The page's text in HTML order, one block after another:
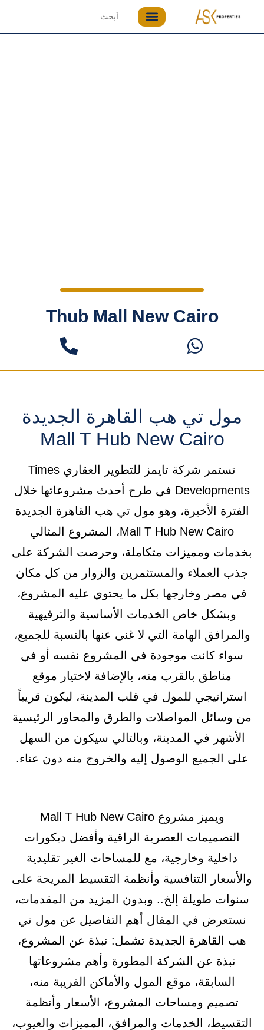
Search
for:
Thub Mall New Cairo
مول تي هب القاهرة الجديدة
Mall T Hub New Cairo
تستمر شركة تايمز للتطوير العقاري Times
Developments في طرح أحدث مشروعاتها خلال
الفترة الأخيرة، وهو مول تي هب القاهرة الجديدة
Mall T Hub New Cairo، المشروع المثالي
بخدمات ومميزات متكاملة، وحرصت الشركة على
جذب العملاء والمستثمرين والزوار من كل مكان
في مصر وخارجها بكل ما يحتوي عليه المشروع،
وبشكل خاص الخدمات الأساسية والترفيهية
والمرافق الهامة التي لا غنى عنها بالنسبة للجميع،
سواء كانت موجودة في المشروع نفسه أو في
مناطق بالقرب منه، بالإضافة لاختيار موقع
استراتيجي للمول في قلب المدينة، ليكون قريباً
من وسائل المواصلات والطرق والمحاور الرئيسية
الأشهر في المدينة، وبالتالي سيكون من السهل
على الجميع الوصول إليه والخروج منه دون عناء.
ويميز مشروع Mall T Hub New Cairo
التصميمات العصرية الراقية وأفضل ديكورات
داخلية وخارجية، مع للمساحات الغير تقليدية
والأسعار التنافسية وأنظمة التقسيط المريحة على
سنوات طويلة إلخ.. وبدون المزيد من المقدمات،
نستعرض في المقال أهم التفاصيل عن مول تي
هب القاهرة الجديدة تشمل: نبذة عن المشروع،
نبذة عن الشركة المطورة وأهم مشروعاتها
السابقة، موقع المول والأماكن القريبة منه،
تصميم ومساحات المشروع، الأسعار وأنظمة
التقسيط، الخدمات والمرافق، المميزات والعيوب،